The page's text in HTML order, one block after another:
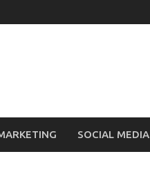
SOCIAL MEDIA